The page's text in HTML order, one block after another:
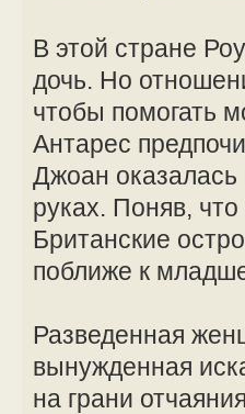
В этой стране
дочь. Но
чтобы помогать
Антарес
Джоан
руках. Поняв,
Британские
поближе к
Разведенная
вынужденная
на грани